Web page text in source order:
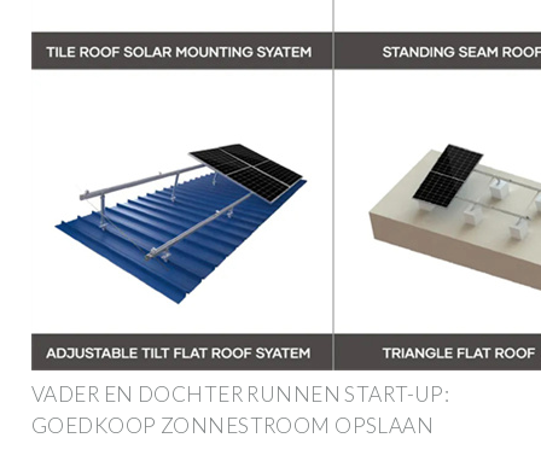
VADER EN DOCHTER RUNNEN START-UP:
GOEDKOOP ZONNESTROOM OPSLAAN